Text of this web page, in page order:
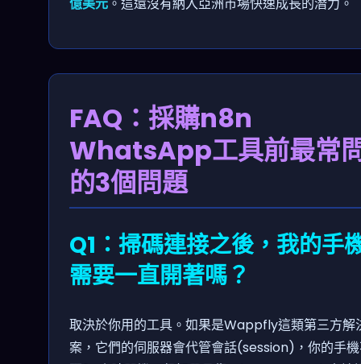
億美元 。這還沒有納入亞洲市場快速成長的潛力。
FAQ：採購n8n
WhatsApp工具前最常
的3個問題
Q1：掃碼連接之後，我的手
需要一直開著嗎？
取決於你用的工具。如果是Wappfly這類第三方解
案，它們的伺服器會代管會話(session)，你的手